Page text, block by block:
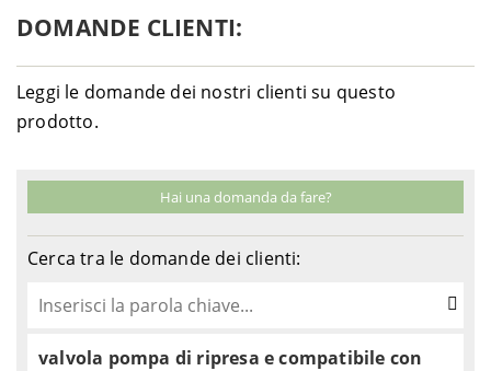
DOMANDE CLIENTI:
Leggi le domande dei nostri clienti su questo
prodotto.
Hai una domanda da fare?
Cerca tra le domande dei clienti:
valvola pompa di ripresa e compatibile con